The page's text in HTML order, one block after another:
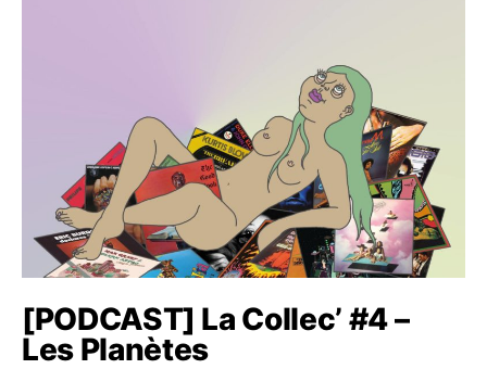
[PODCAST] La Collec’ #4 –
Les Planètes